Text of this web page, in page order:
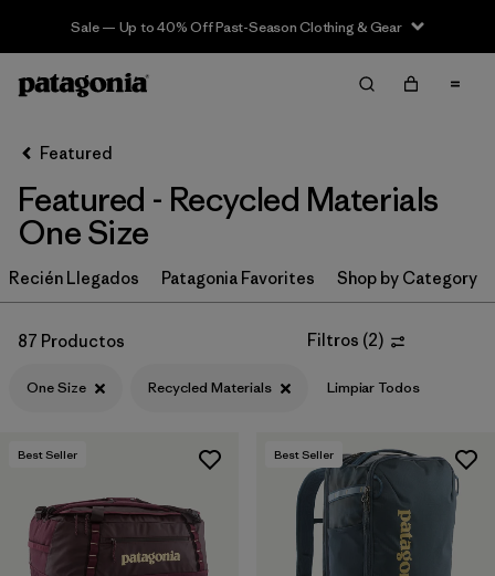
Sale — Up to 40% Off Past-Season Clothing & Gear
Filter & Sort Limpiar Todos
Ordenar Por
Filtrar por
Category
Filtrar por
Price
Filtrar por
Features & Processes
Featured
Featured - Recycled Materials
One Size
Recién Llegados Patagonia Favorites Shop by Category
87 Productos Filtros (2)
One Size Recycled Materials Limpiar Todos
Best Seller Best Seller